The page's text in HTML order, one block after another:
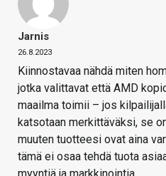
Jarnis
26.8.2023
Kiinnostavaa nähdä miten
jotka valittavat että AMD
maailma toimii – jos
katsotaan merkittäväksi, se
muuten tuotteesi ovat aina
tämä ei osaa tehdä tuota